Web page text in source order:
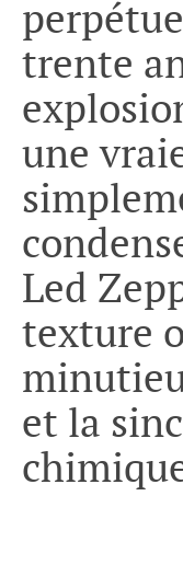
trente
une
Led
texture
et la